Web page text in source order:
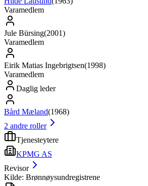
Varamedlem
Jule Bürsing(2001)
Varamedlem
Eirik Matias Ingebrigtsen(1998)
Varamedlem
Daglig leder
Bård Mæland(1968)
2 andre roller
Tjenesteytere
KPMG AS
Revisor
Kilde: Brønnøysundregistrene